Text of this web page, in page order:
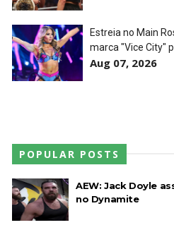
AEW Dynamite 05AUG26
Unknown- Aug 06 2026
Estreia no Main
marca "Vice City"
Aug 07, 2026
POPULAR POSTS
AEW: Jack Doyle
no Dynamite